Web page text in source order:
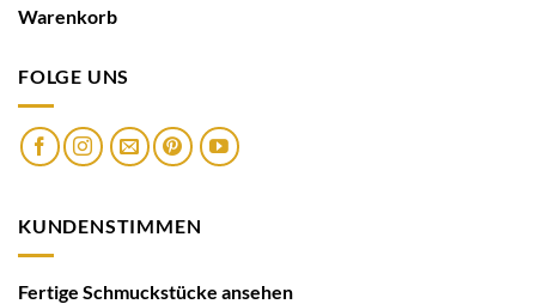
Warenkorb
FOLGE UNS
KUNDENSTIMMEN
Fertige Schmuckstücke ansehen